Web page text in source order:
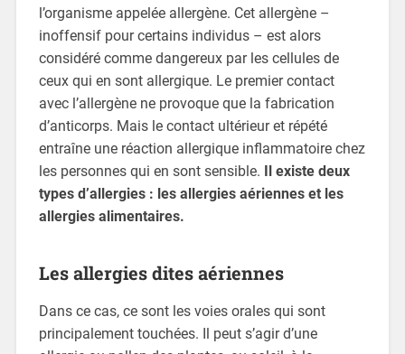
l’organisme appelée allergène. Cet allergène –
inoffensif pour certains individus – est alors
considéré comme dangereux par les cellules de
ceux qui en sont allergique. Le premier contact
avec l’allergène ne provoque que la fabrication
d’anticorps. Mais le contact ultérieur et répété
entraîne une réaction allergique inflammatoire chez
les personnes qui en sont sensible. Il existe deux
types d’allergies : les allergies aériennes et les
allergies alimentaires.
Les allergies dites aériennes
Dans ce cas, ce sont les voies orales qui sont
principalement touchées. Il peut s’agir d’une